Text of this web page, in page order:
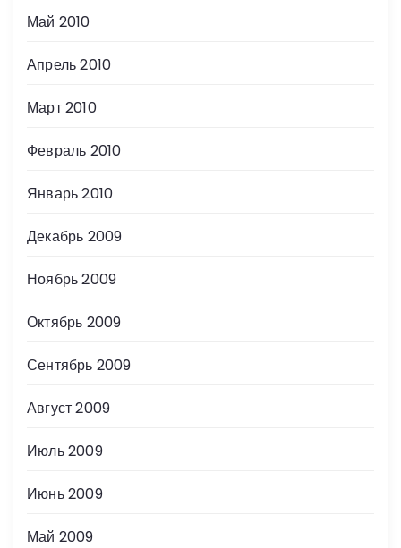
Май 2010
Апрель 2010
Март 2010
Февраль 2010
Январь 2010
Декабрь 2009
Ноябрь 2009
Октябрь 2009
Сентябрь 2009
Август 2009
Июль 2009
Июнь 2009
Май 2009